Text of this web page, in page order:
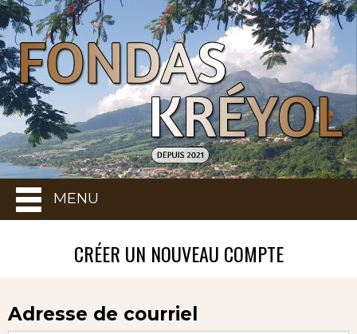
MENU
CRÉER UN NOUVEAU COMPTE
Adresse de courriel